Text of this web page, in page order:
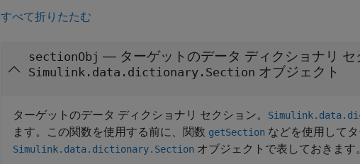
すべて折りたたむ
sectionObj — ターゲットのデータ ディクショナリ セ
Simulink.data.dictionary.Section オブジェクト
ターゲットのデータ ディクショナリ セクション。
ます。この関数を使用する前に、関数 getSection などを使用して
Simulink.data.dictionary.Section オブジェクトで表しておきます